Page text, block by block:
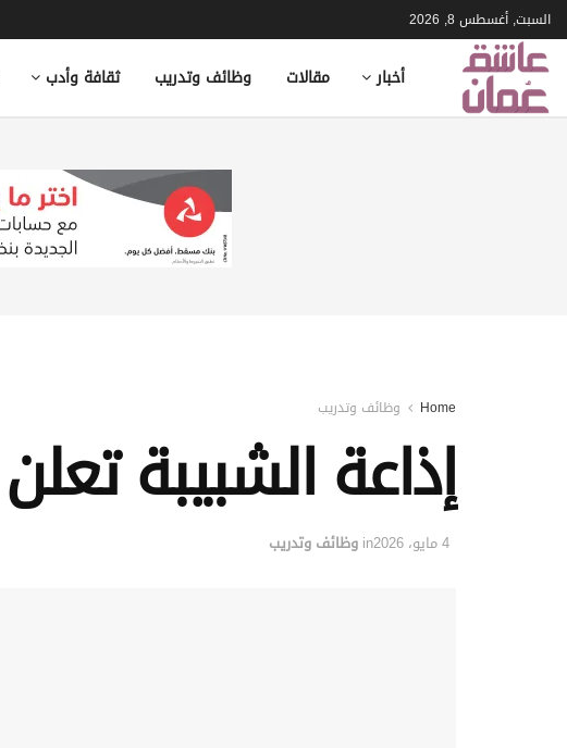
السبت, أغسطس 8, 2026
أخبار مقالات وظائف وتدريب ثقافة وأدب
Home وظائف وتدريب
إذاعة الشبيبة
4 مايو، 2026 in وظائف وتدريب